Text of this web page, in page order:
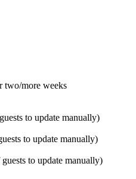
two/more weeks
to update manually)
to update manually)
to update manually)